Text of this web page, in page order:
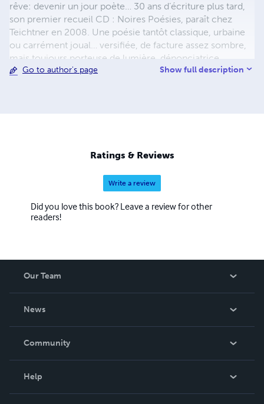
rêve: devenir un jour poète… 30 ans d’écriture plus tard,
son premier recueil CD : Noires Poésies, paraît chez
Teichtner en 2008. Une poésie tantôt classique, urbaine
ou carrément joual… versifiée, de facture assez sombre,
mais toujours porteuse de lumière, dénonciatrice,
donnant la parole aux exclus de ce monde. Il publie aussi
à 1000, 100 pages chacun, à suivre… Pour le public c’est
toujours un électrochoc, il entre comme en transe, se
sentant enfin vivre, exister.
Go to author's page Show full description
Ratings & Reviews
Write a review
Did you love this book? Leave a review for other
readers!
Our Team
News
In The News
Community
Help